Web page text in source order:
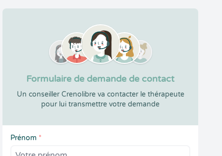
Formulaire de demande de contact
Un conseiller Crenolibre va contacter le thérapeute
pour lui transmettre votre demande
Prénom *